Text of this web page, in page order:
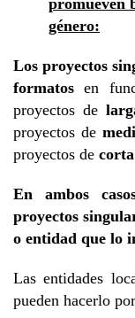
promueven
género:
Los proyectos
formatos en
proyectos de
proyectos de
proyectos de
En ambos
proyectos
o entidad que lo
Las entidades
pueden hacerlo